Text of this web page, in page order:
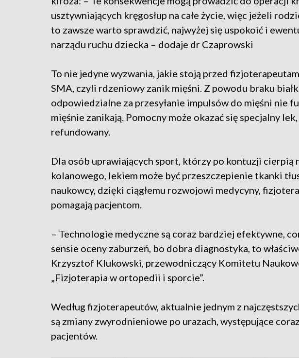
usztywniających kręgosłup na całe życie, więc jeżeli
to zawsze warto sprawdzić, najwyżej się uspokoić i
narządu ruchu dziecka – dodaje dr Czaprowski
To nie jedyne wyzwania, jakie stoją przed
SMA, czyli rdzeniowy zanik mięśni. Z powodu braku
odpowiedzialne za przesyłanie impulsów do mięśni nie
mięśnie zanikają. Pomocny może okazać się specjalny
refundowany.
Dla osób uprawiających sport, którzy po kontuzji cierpią
kolanowego, lekiem może być przeszczepienie tkanki
naukowcy, dzięki ciągłemu rozwojowi medycyny,
pomagają pacjentom.
– Technologie medyczne są coraz bardziej efektywne,
sensie oceny zaburzeń, bo dobra diagnostyka, to
Krzysztof Klukowski, przewodniczący Komitetu
„Fizjoterapia w ortopedii i sporcie”.
Według fizjoterapeutów, aktualnie jednym z
są zmiany zwyrodnieniowe po urazach, występujące
pacjentów.